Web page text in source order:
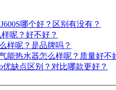
哪个好？区别有没有？
呢？好不好？
样呢？是品牌吗？
能热水器怎么样呢？质量好不
优缺点区别？对比哪款更好？